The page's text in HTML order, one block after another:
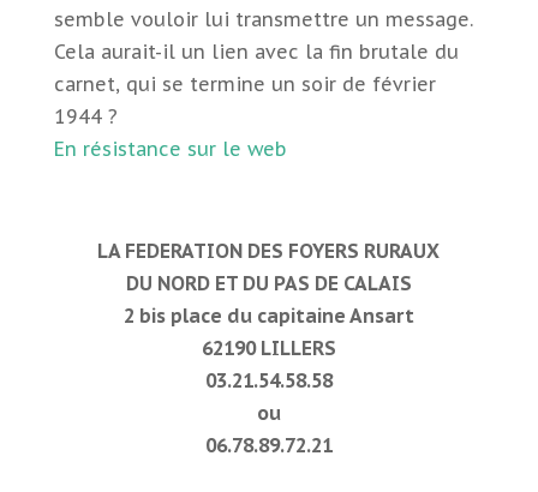
semble vouloir lui transmettre un message.
Cela aurait-il un lien avec la fin brutale du
carnet, qui se termine un soir de février
1944 ?
En résistance sur le web
LA FEDERATION DES FOYERS RURAUX
DU NORD ET DU PAS DE CALAIS
2 bis place du capitaine Ansart
62190 LILLERS
03.21.54.58.58
ou
06.78.89.72.21